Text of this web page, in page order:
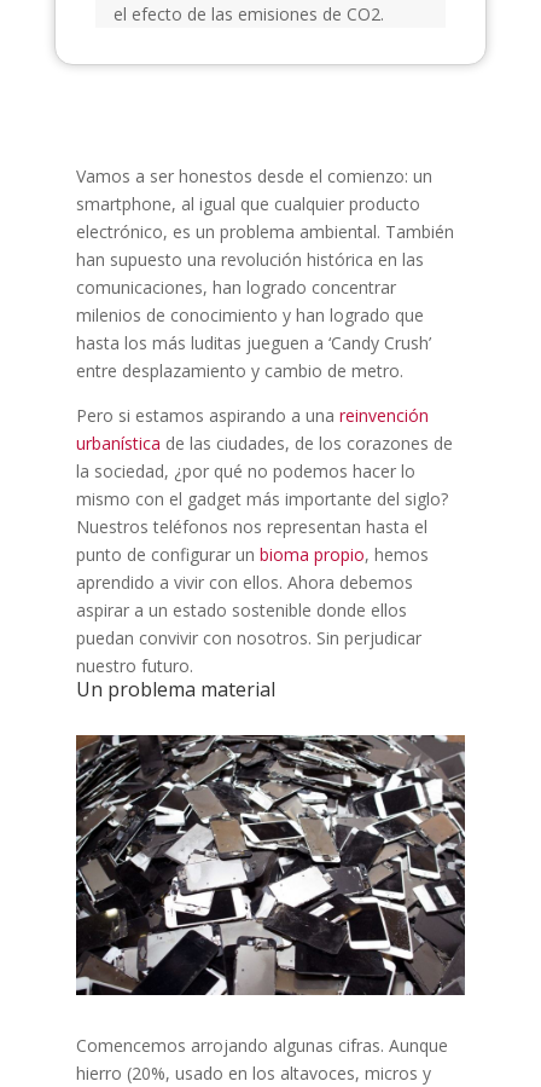
el efecto de las emisiones de CO2.
Vamos a ser honestos desde el comienzo: un
smartphone, al igual que cualquier producto
electrónico, es un problema ambiental. También
han supuesto una revolución histórica en las
comunicaciones, han logrado concentrar
milenios de conocimiento y han logrado que
hasta los más luditas jueguen a ‘Candy Crush’
entre desplazamiento y cambio de metro.
Pero si estamos aspirando a una reinvención
urbanística de las ciudades, de los corazones de
la sociedad, ¿por qué no podemos hacer lo
mismo con el gadget más importante del siglo?
Nuestros teléfonos nos representan hasta el
punto de configurar un bioma propio, hemos
aprendido a vivir con ellos. Ahora debemos
aspirar a un estado sostenible donde ellos
puedan convivir con nosotros. Sin perjudicar
nuestro futuro.
Un problema material
Comencemos arrojando algunas cifras. Aunque
hierro (20%, usado en los altavoces, micros y